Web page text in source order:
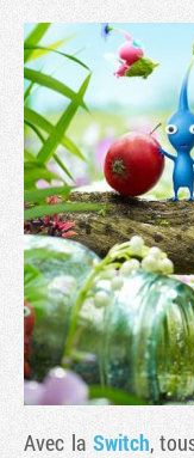
Avec la Switch,